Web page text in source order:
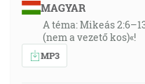
MAGYAR
A téma: Mikeás
(nem a vezető kos)«!
MP3